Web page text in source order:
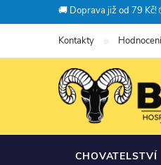
na
🚚 Doprava již od 79 Kč!
Kontakty
CHOVATELSTVÍ